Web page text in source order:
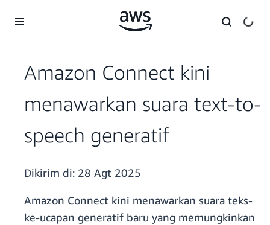
Amazon Connect kini
menawarkan suara text-to-
speech generatif
Dikirim di: 28 Agt 2025
Amazon Connect kini menawarkan suara teks-
ke-ucapan generatif baru yang memungkinkan